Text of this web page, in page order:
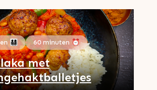
60 minuten ⏰
met